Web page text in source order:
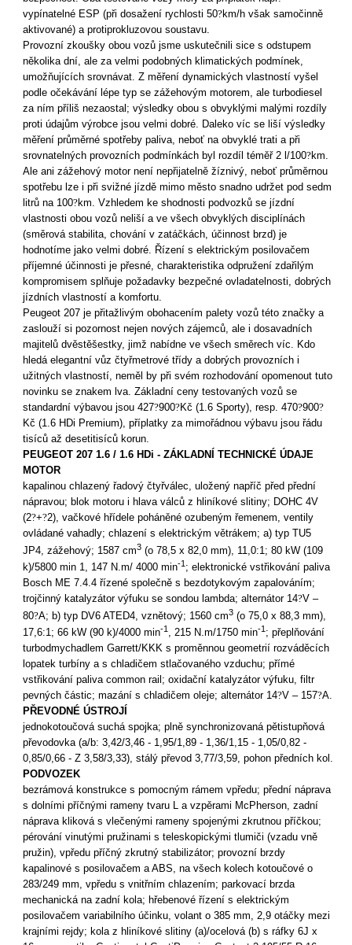
vypínatelné ESP (při dosažení rychlosti 50?km/h však samočinně
aktivované) a protiprokluzovou soustavu.
Provozní zkoušky obou vozů jsme uskutečnili sice s odstupem
několika dní, ale za velmi podobných klimatických podmínek,
umožňujících srovnávat. Z měření dynamických vlastností vyšel
podle očekávání lépe typ se zážehovým motorem, ale turbodiesel
za ním příliš nezaostal; výsledky obou s obvyklými malými rozdíly
proti údajům výrobce jsou velmi dobré. Daleko víc se liší výsledky
měření průměrné spotřeby paliva, neboť na obvyklé trati a při
srovnatelných provozních podmínkách byl rozdíl téměř 2 l/100?km.
Ale ani zážehový motor není nepřijatelně žíznivý, neboť průměrnou
spotřebu lze i při svižné jízdě mimo město snadno udržet pod sedm
litrů na 100?km. Vzhledem ke shodnosti podvozků se jízdní
vlastnosti obou vozů neliší a ve všech obvyklých disciplínách
(směrová stabilita, chování v zatáčkách, účinnost brzd) je
hodnotíme jako velmi dobré. Řízení s elektrickým posilovačem
příjemné účinnosti je přesné, charakteristika odpružení zdařilým
kompromisem splňuje požadavky bezpečné ovladatelnosti, dobrých
jízdních vlastností a komfortu.
Peugeot 207 je přitažlivým obohacením palety vozů této značky a
zaslouží si pozornost nejen nových zájemců, ale i dosavadních
majitelů dvěstěšestky, jimž nabídne ve všech směrech víc. Kdo
hledá elegantní vůz čtyřmetrové třídy a dobrých provozních i
užitných vlastností, neměl by při svém rozhodování opomenout tuto
novinku se znakem lva. Základní ceny testovaných vozů se
standardní výbavou jsou 427?900?Kč (1.6 Sporty), resp. 470?900?
Kč (1.6 HDi Premium), příplatky za mimořádnou výbavu jsou řádu
tisíců až desetitisíců korun.
PEUGEOT 207 1.6 / 1.6 HDi - ZÁKLADNÍ TECHNICKÉ ÚDAJE
MOTOR
kapalinou chlazený řadový čtyřválec, uložený napříč před přední
nápravou; blok motoru i hlava válců z hliníkové slitiny; DOHC 4V
(2?+?2), vačkové hřídele poháněné ozubeným řemenem, ventily
ovládané vahadly; chlazení s elektrickým větrákem; a) typ TU5
JP4, zážehový; 1587 cm3 (o 78,5 x 82,0 mm), 11,0:1; 80 kW (109
k)/5800 min 1, 147 N.m/ 4000 min-1 ; elektronické vstřikování paliva
Bosch ME 7.4.4 řízené společně s bezdotykovým zapalováním;
trojčinný katalyzátor výfuku se sondou lambda; alternátor 14?V –
80?A; b) typ DV6 ATED4, vznětový; 1560 cm3 (o 75,0 x 88,3 mm),
17,6:1; 66 kW (90 k)/4000 min-1 , 215 N.m/1750 min-1 ; přeplňování
turbodmychadlem Garrett/KKK s proměnnou geometrií rozváděcích
lopatek turbíny a s chladičem stlačovaného vzduchu; přímé
vstřikování paliva common rail; oxidační katalyzátor výfuku, filtr
pevných částic; mazání s chladičem oleje; alternátor 14?V – 157?A.
PŘEVODNÉ ÚSTROJÍ
jednokotoučová suchá spojka; plně synchronizovaná pětistupňová
převodovka (a/b: 3,42/3,46 - 1,95/1,89 - 1,36/1,15 - 1,05/0,82 -
0,85/0,66 - Z 3,58/3,33), stálý převod 3,77/3,59, pohon předních kol.
PODVOZEK
bezrámová konstrukce s pomocným rámem vpředu; přední náprava
s dolními příčnými rameny tvaru L a vzpěrami McPherson, zadní
náprava kliková s vlečenými rameny spojenými zkrutnou příčkou;
pérování vinutými pružinami s teleskopickými tlumiči (vzadu vně
pružin), vpředu příčný zkrutný stabilizátor; provozní brzdy
kapalinové s posilovačem a ABS, na všech kolech kotoučové o
283/249 mm, vpředu s vnitřním chlazením; parkovací brzda
mechanická na zadní kola; hřebenové řízení s elektrickým
posilovačem variabilního účinku, volant o 385 mm, 2,9 otáčky mezi
krajními rejdy; kola z hliníkové slitiny (a)/ocelová (b) s ráfky 6J x